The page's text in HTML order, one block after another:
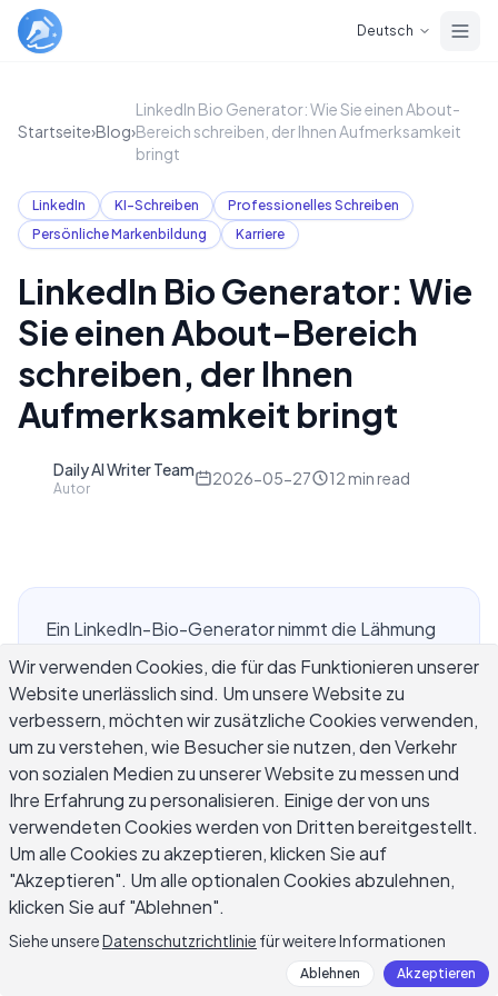
Deutsch
Startseite›Blog›
LinkedIn Bio Generator: Wie Sie einen About-
Bereich schreiben, der Ihnen Aufmerksamkeit
bringt
LinkedIn KI-Schreiben
Professionelles Schreiben
Persönliche Markenbildung
Karriere
LinkedIn Bio Generator: Wie
Sie einen About-Bereich
schreiben, der Ihnen
Aufmerksamkeit bringt
Daily AI Writer Team
Autor
2026-05-27 12 min read
Ein LinkedIn-Bio-Generator nimmt die Lähmung
aus dem Schreiben Ihres About-Bereichs. Die
meisten Berufstätigen finden es einfacher, die
Arbeit ihrer Kollegen zu beschreiben als ihre
eigene, und das leere LinkedIn-Profilfeld ist der
Ort, an dem diese Schwierigkeit am deutlichsten
wird. Ein LinkedIn-Bio-Generator bietet Ihnen
einen strukturierten Ausgangspunkt:
Beschreiben Sie Ihre Rolle, Erfahrung und Ziele,
und die KI erstellt mehrere Entwürfe des About-
Bereichs in Sekunden. Dieser Leitfaden
behandelt, wie diese Tools funktionieren, welche
Eingaben die stärksten LinkedIn-Bios liefern, wie
Wir verwenden Cookies, die für das Funktionieren unserer
Website unerlässlich sind. Um unsere Website zu
verbessern, möchten wir zusätzliche Cookies verwenden,
um zu verstehen, wie Besucher sie nutzen, den Verkehr
von sozialen Medien zu unserer Website zu messen und
Ihre Erfahrung zu personalisieren. Einige der von uns
verwendeten Cookies werden von Dritten bereitgestellt.
Um alle Cookies zu akzeptieren, klicken Sie auf
"Akzeptieren". Um alle optionalen Cookies abzulehnen,
klicken Sie auf "Ablehnen".
Siehe unsereDatenschutzrichtlinie für weitere Informationen
Ablehnen Akzeptieren